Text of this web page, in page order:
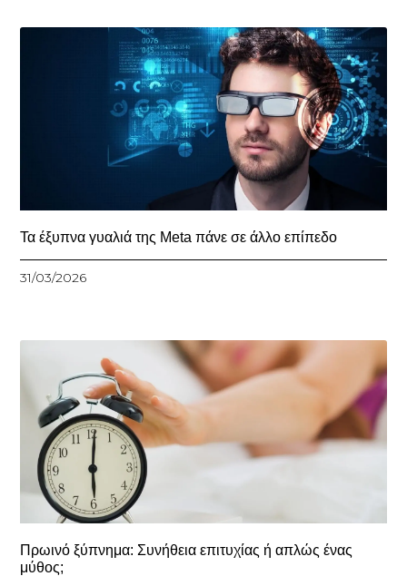
Τα έξυπνα γυαλιά της Meta πάνε σε άλλο επίπεδο
31/03/2026
Πρωινό ξύπνημα: Συνήθεια επιτυχίας ή απλώς ένας
μύθος;